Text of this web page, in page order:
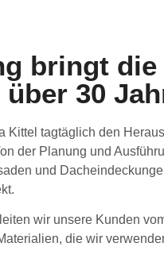
bringt die
30
Kittel tagtäglich den
der Planung und
und
wir unsere Kunden
die wir